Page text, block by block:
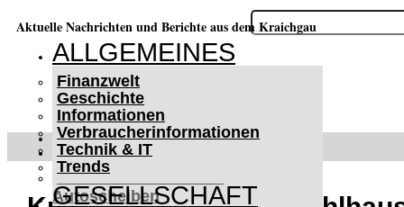
Suchen
nach:
Aktuelle Nachrichten und Berichte aus dem Kraichgau
ALLGEMEINES
Finanzwelt
Geschichte
Informationen
Verbraucherinformationen
Technik & IT
Trends
GESELLSCHAFT
WETTERWARNUNGEN
WINTER IM KRAICHGAU
Lifehacks für vereiste
Autoscheiben